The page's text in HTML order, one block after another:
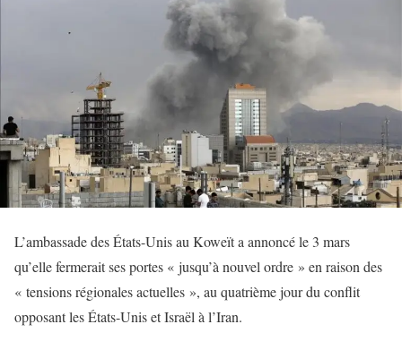
L’ambassade des États-Unis au Koweït a annoncé le 3 mars
qu’elle fermerait ses portes « jusqu’à nouvel ordre » en raison des
« tensions régionales actuelles », au quatrième jour du conflit
opposant les États-Unis et Israël à l’Iran.